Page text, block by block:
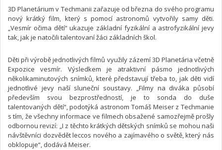
3D Planetárium v Techmanii zařazuje od března do svého programu
nový krátký film, který s pomocí astronomů vytvořily samy děti.
„Vesmír očima dětí“ ukazuje základní fyzikální a astrofyzikální jevy
tak, jak je natočili talentovaní žáci základních škol.
Děti při výrobě jednotlivých filmů využily zázemí 3D Planetária včetně
Expozice vesmír. Výsledkem je atraktivní pásmo jednotlivých
několikaminutových snímků, které představují třeba to, jak děti vidí
jednotlivé jevy naší sluneční soustavy. „Filmy na diváka působí
především svou bezprostředností, je to sonda do duše
talentovaných dětí“, podotýká astronom Tomáš Meiser z Techmanie
s tím, že všechny informace ve filmech obsažené samozřejmě prošly
odbornou revizí: „I z těchto krátkých dětských snímků se mohou naši
návštěvníci dozvědět leccos nového a zajímavého o světě, který nás
obklopuje“, dodává Meiser.